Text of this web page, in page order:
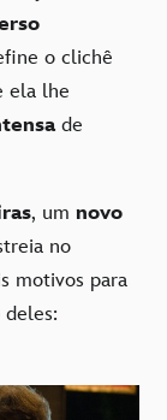
o clichê
ela lhe
de
, um novo
no
motivos para